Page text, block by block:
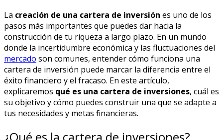
La creación de una cartera de inversión es uno de los
pasos más importantes que puedes dar hacia la
construcción de tu riqueza a largo plazo. En un mundo
donde la incertidumbre económica y las fluctuaciones del
mercado son comunes, entender cómo funciona una
cartera de inversión puede marcar la diferencia entre el
éxito financiero y el fracaso. En este artículo,
explicaremos qué es una cartera de inversiones, cuál es
su objetivo y cómo puedes construir una que se adapte a
tus necesidades y metas financieras.
¿Qué es la cartera de inversiones?